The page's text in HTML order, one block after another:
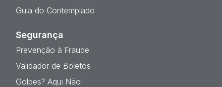
Guia do Contemplado
Segurança
Prevenção à Fraude
Validador de Boletos
Golpes? Aqui Não!